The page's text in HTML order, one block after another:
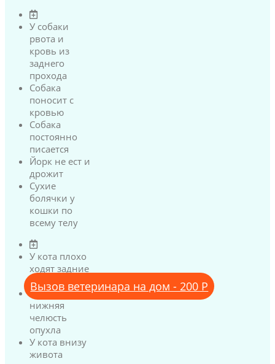
Вызов ветеринара на дом - 200 Р
У собаки
рвота и
кровь из
заднего
прохода
Собака
поносит с
кровью
Собака
постоянно
писается
Йорк не ест и
дрожит
Сухие
болячки у
кошки по
всему телу
У кота плохо
ходят задние
лапы
У кота
нижняя
челюсть
опухла
У кота внизу
живота